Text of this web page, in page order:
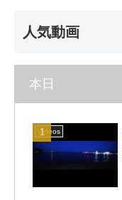
人気動画
本日
Videos